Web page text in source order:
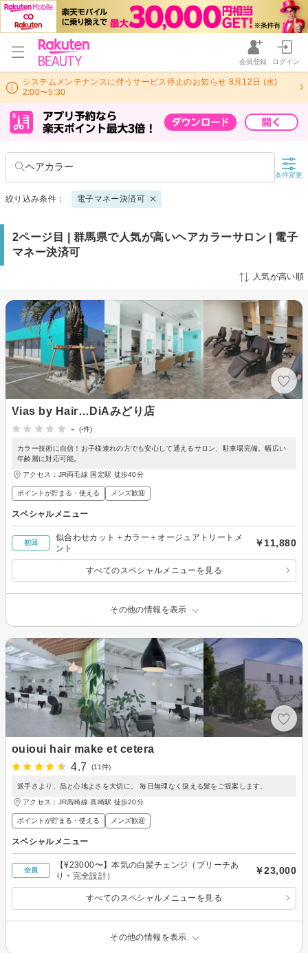
会員登録 ログイン
システムメンテナンスに伴うサービス停止のお知らせ 8月12日 (水)
2:00〜5:30
ヘアカラー
条件変更
絞り込み条件： 電子マネー決済可
2ページ目 | 群馬県で人気が高いヘアカラーサロン | 電子
マネー決済可
人気が高い順
Vias by Hair…DiAみどり店
-
(-件)
カラー技術に自信！お子様連れの方でも安心して通えるサロン、駐車場完備。幅広い
年齢層に対応可能。
アクセス：JR両毛線 国定駅 徒歩40分
ポイントが貯まる・使える メンズ歓迎
スペシャルメニュー
初回
似合わせカット＋カラー＋オージュアトリートメ
ント
￥11,880
すべてのスペシャルメニューを見る
その他の情報を表示
ouioui hair make et cetera
4.7
(11件)
派手さより、品と心地よさを大切に。 毎日無理なく扱える髪をご提案します。
アクセス：JR高崎線 高崎駅 徒歩20分
ポイントが貯まる・使える メンズ歓迎
スペシャルメニュー
全員
【¥23000〜】本気の白髪チェンジ（ブリーチあ
り・完全設計）
￥23,000
すべてのスペシャルメニューを見る
その他の情報を表示